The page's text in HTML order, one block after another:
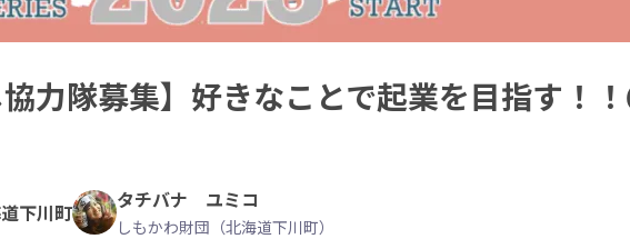
力隊募集】好きなことで起業を目指す！
下川町 タチバナ ユミコ
しもかわ財団（北海道下川町）